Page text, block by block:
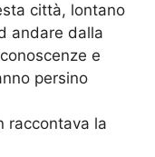
città, lontano
andare dalla
e
persino
raccontava la